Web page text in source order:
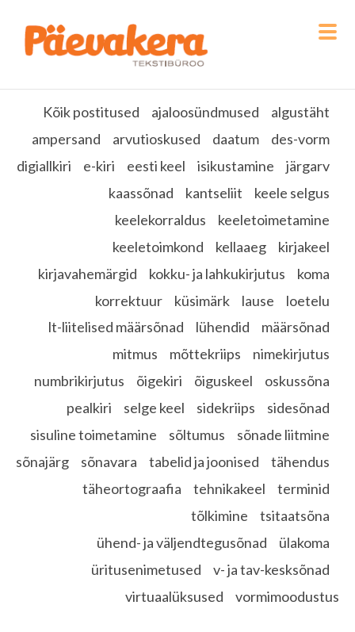
Kõik postitused ajaloosündmused
algustäht
ampersand
arvutioskused daatum
des-vorm
digiallkiri
e-kiri eesti keel isikustamine
järgarv
kaassõnad
kantseliit
keele selgus
keelekorraldus
keeletoimetamine
keeletoimkond
kellaaeg
kirjakeel
kirjavahemärgid
kokku- ja lahkukirjutus
koma
korrektuur
küsimärk lause
loetelu
lt-liitelised määrsõnad
lühendid
määrsõnad
mitmus
mõttekriips
nimekirjutus
numbrikirjutus
õigekiri õiguskeel
oskussõna
pealkiri
selge keel sidekriips
sidesõnad
sisuline toimetamine
sõltumus
sõnade liitmine
sõnajärg
sõnavara tabelid ja joonised
tähendus
täheortograafia
tehnikakeel
terminid
tõlkimine
tsitaatsõna
ühend- ja väljendtegusõnad
ülakoma
üritusenimetused
v- ja tav-kesksõnad
virtuaalüksused
vormimoodustus